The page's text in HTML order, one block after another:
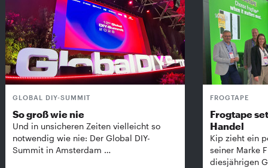
GLOBAL DIY-SUMMIT
So groß wie nie
Und in unsicheren Zeiten vielleicht so
notwendig wie nie: Der Global DIY-
Summit in Amsterdam …
FROGTAPE
Frogtape
Handel
Kip zieht ein
seiner Marke
diesjährigen